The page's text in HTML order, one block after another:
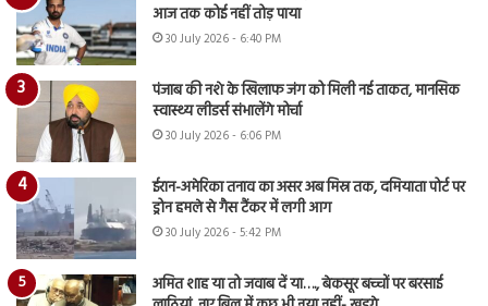
आज तक कोई नहीं तोड़ पाया
30 July 2026 - 6:40 PM
पंजाब की नशे के खिलाफ जंग को मिली नई ताकत, मानसिक
स्वास्थ्य लीडर्स संभालेंगे मोर्चा
30 July 2026 - 6:06 PM
ईरान-अमेरिका तनाव का असर अब मिस्र तक, दमियाता पोर्ट पर
ड्रोन हमले से गैस टैंकर में लगी आग
30 July 2026 - 5:42 PM
अमित शाह या तो जवाब दें या…., बेकसूर बच्चों पर बरसाई